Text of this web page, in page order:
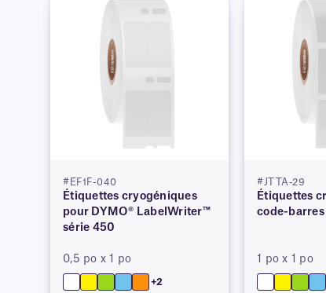
#EF1F-040
Étiquettes cryogéniques
pour DYMO® LabelWriter™
série 450
0,5 po x 1 po
+2
#JTTA-29
Étiquettes
code-barres
1 po x 1 po